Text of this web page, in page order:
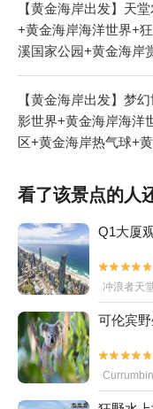
【黄金海岸出发】天
+黄金海岸海洋世界+
溪国家公园+黄金海岸
1日游
【黄金海岸出发】梦
影世界+黄金海岸海洋
区+黄金海岸热气球+
看了该景点的人
Q1大厦


冲浪者天
可伦宾


Currumbin